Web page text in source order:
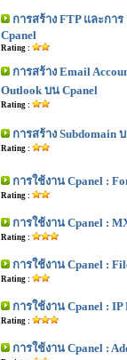
การสร้าง FTP และกา
Cpanel
Rating :
การสร้าง Email
Outlook บน Cpanel
Rating :
การสร้าง Subdomain
Rating :
การใช้งาน Cpanel :
Rating :
การใช้งาน Cpanel :
Rating :
การใช้งาน Cpanel :
Rating :
การใช้งาน Cpanel : IP
Rating :
การใช้งาน Cpanel :